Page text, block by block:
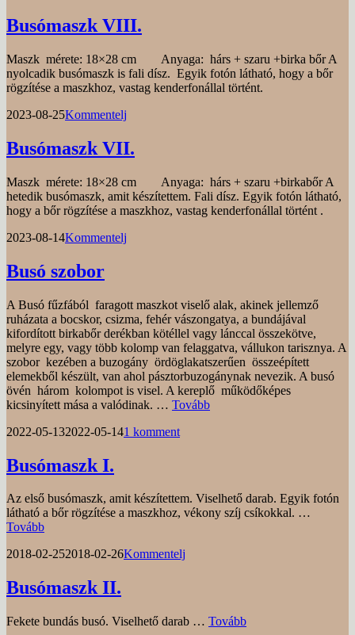
Busómaszk VIII.
Maszk mérete: 18×28 cm Anyaga: hárs + szaru +birka bőr A
nyolcadik busómaszk is fali dísz. Egyik fotón látható, hogy a bőr
rögzítése a maszkhoz, vastag kenderfonállal történt.
Posted
2023-08-25by
Kommentelj
Busómaszk VII.
Maszk mérete: 18×28 cm Anyaga: hárs + szaru +birkabőr A
hetedik busómaszk, amit készítettem. Fali dísz. Egyik fotón látható,
hogy a bőr rögzítése a maszkhoz, vastag kenderfonállal történt .
Posted
2023-08-14by
Kommentelj
Busó szobor
A Busó fűzfából faragott maszkot viselő alak, akinek jellemző
ruházata a bocskor, csizma, fehér vászongatya, a bundájával
kifordított birkabőr derékban kötéllel vagy lánccal összekötve,
melyre egy, vagy több kolomp van felaggatva, vállukon tarisznya. A
szobor kezében a buzogány ördöglakatszerűen összeépített
elemekből készült, van ahol pásztorbuzogánynak nevezik. A busó
övén három kolompot is visel. A kereplő működőképes
kicsinyített mása a valódinak. … TovábbBusó
Posted
2022-05-132022-05-14by
1 komment
Busómaszk I.
Az első busómaszk, amit készítettem. Viselhető darab. Egyik fotón
látható a bőr rögzítése a maszkhoz, vékony szíj csíkokkal. …
TovábbBusómaszk
Posted
2018-02-252018-02-26by
Kommentelj
Busómaszk II.
Fekete bundás busó. Viselhető darab … TovábbBusómaszk